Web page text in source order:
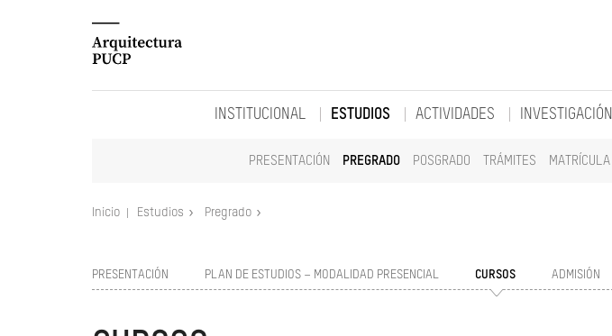
INSTITUCIONAL ESTUDIOS
PRESENTACIÓN PREGRADO POSGRADO TRÁMITES MATRÍCULA
ACTIVIDADES INVESTIGACIÓN
Inicio Estudios Pregrado
PRESENTACIÓN PLAN DE ESTUDIOS – MODALIDAD PRESENCIAL CURSOS ADMISIÓN